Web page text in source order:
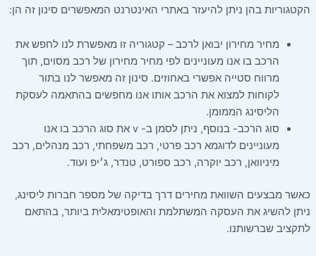
הקטגוריות בהן ניתן להיעזר באתרי האינטרנט המאפשרים סינון זה הן:
מחיר מחירון יבואן לרכב – קטגוריה זו מאפשרת לנו לחפש את
הרכב בו אנו מעוניינים לפי מחיר מחירון של רכב מסוים, תוך
מרווח סטייה אפשרי באחוזים. סינון זה מאפשר לנו בתור
לקוחות למצוא את הרכב אותו אנו מחפשים בהתאמה לעסקת
הליסינג הממומן.
סוג הרכב- בנוסף, ניתן לסמן ב- v את סוג הרכב בו אנו
מעוניינים לדוגמא רכב פרטי, רכב משפחתי, רכב מנהלים, רכב
מיניוואן, רכב יוקרה, רכב ספורט, טנדר, ג׳יפ ועוד.
כאשר מבצעים השוואת מחירים דרך בדיקה של מספר חברות ליסינג,
ניתן להשיג את העסקה המשתלמת והאופטימאלית ביותר, בהתאם
לתקציב שברשותנו.